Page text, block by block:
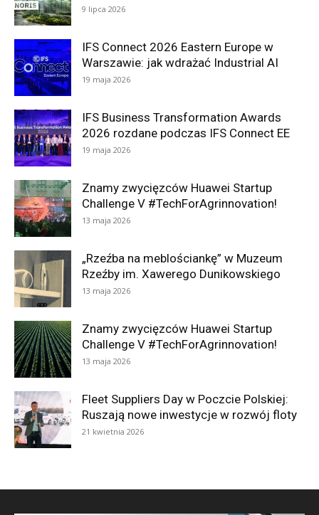
9 lipca 2026
IFS Connect 2026 Eastern Europe w
Warszawie: jak wdrażać Industrial AI
19 maja 2026
IFS Business Transformation Awards
2026 rozdane podczas IFS Connect EE
19 maja 2026
Znamy zwycięzców Huawei Startup
Challenge V #TechForAgrinnovation!
13 maja 2026
„Rzeźba na meblościankę” w Muzeum
Rzeźby im. Xawerego Dunikowskiego
13 maja 2026
Znamy zwycięzców Huawei Startup
Challenge V #TechForAgrinnovation!
13 maja 2026
Fleet Suppliers Day w Poczcie Polskiej:
Ruszają nowe inwestycje w rozwój floty
21 kwietnia 2026